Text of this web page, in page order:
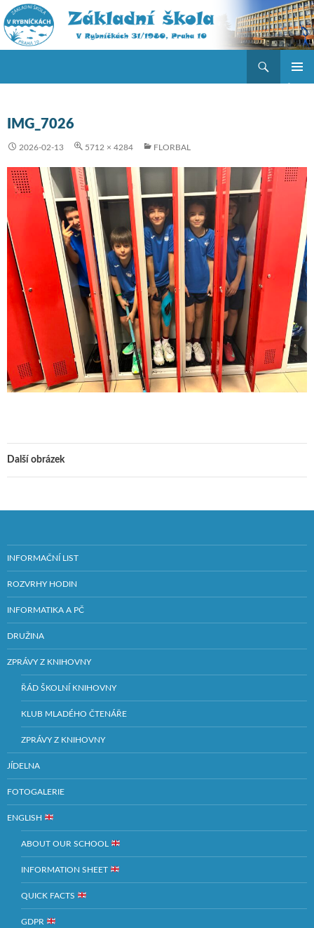
IMG_7026
2026-02-13 5712 × 4284 FLORBAL
Další obrázek
INFORMAČNÍ LIST
ROZVRHY HODIN
INFORMATIKA A PČ
DRUŽINA
ZPRÁVY Z KNIHOVNY
ŘÁD ŠKOLNÍ KNIHOVNY
KLUB MLADÉHO ČTENÁŘE
ZPRÁVY Z KNIHOVNY
JÍDELNA
FOTOGALERIE
ENGLISH
ABOUT OUR SCHOOL
INFORMATION SHEET
QUICK FACTS
GDPR